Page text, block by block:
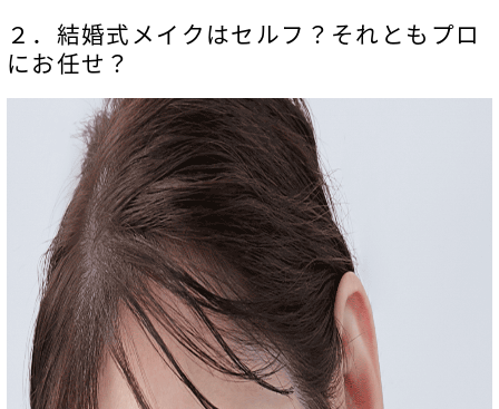
２．結婚式メイクはセルフ？それともプロ
にお任せ？